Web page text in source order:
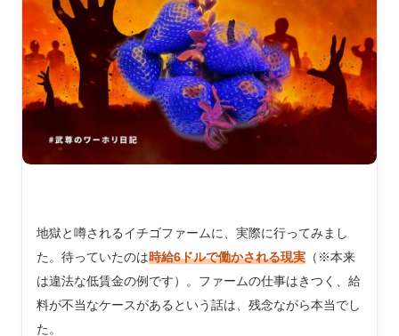
地獄と噂されるイチゴファームに、実際に行ってみまし
た。待っていたのは時給6ドルで働かされる現実（※本来
は違法な低賃金の例です）。ファームの仕事はきつく、給
料が不当なケースがあるという話は、残念ながら本当でし
た。